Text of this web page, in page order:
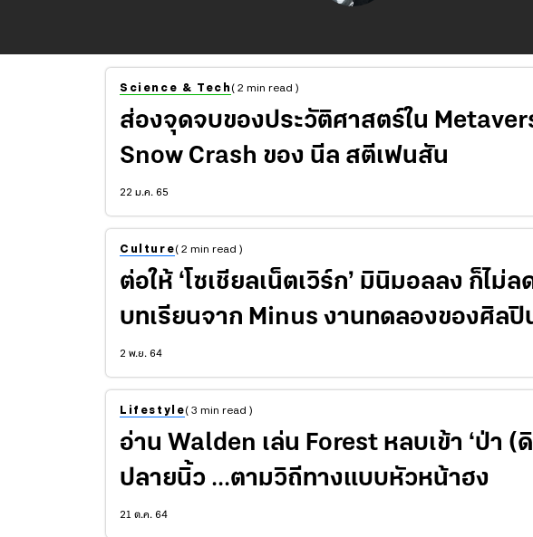
Science & Tech ( 2 min read )
ส่องจุดจบของประวัติศาสตร์ใน
Snow Crash ของ นีล สตีเฟนสัน
22 ม.ค. 65
Culture( 2 min read )
ต่อให้ ‘โซเชียลเน็ตเวิร์ก’ มินิมอลลง ก็ไม่
บทเรียนจาก Minus งานทดลองของศิลปิ
2 พ.ย. 64
Lifestyle( 3 min read )
อ่าน Walden เล่น Forest หลบเข้า ‘ป่า (
ปลายนิ้ว ...ตามวิถีทางแบบหัวหน้าฮง
21 ต.ค. 64